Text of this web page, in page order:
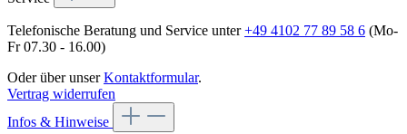
Telefonische Beratung und Service unter+49 4102 77 89 58 6 (Mo-
Fr 07.30 - 16.00)
Oder über unserKontaktformular.
Vertrag widerrufen
Infos & Hinweise